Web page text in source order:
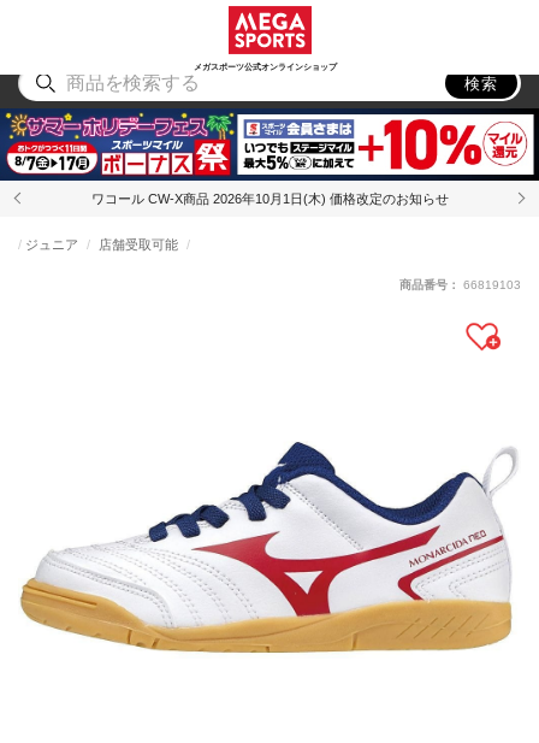
メガスポーツ公式オンラインショップ
アウトドア
検索
ワコール CW-X商品 2026年10月1日(木) 価格改定のお知らせ
ジュニア 店舗受取可能
商品番号： 66819103